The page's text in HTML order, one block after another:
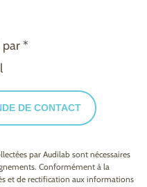
par *
DE CONTACT
par Audilab sont nécessaires
Conformément à la
et de rectification aux informations